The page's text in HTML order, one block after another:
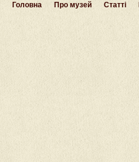
Головна Про музей Статті